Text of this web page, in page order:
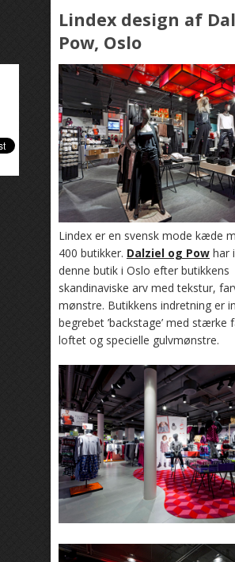
Lindex design af
Pow, Oslo
Lindex er en svensk mode kæde
400 butikker. Dalziel og Pow har
denne butik i Oslo efter butikkens
skandinaviske arv med tekstur,
mønstre. Butikkens indretning er
begrebet ’backstage’ med stærke
loftet og specielle gulvmønstre.